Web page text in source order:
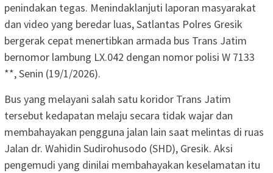
penindakan tegas. Menindaklanjuti laporan masyarakat
dan video yang beredar luas, Satlantas Polres Gresik
bergerak cepat menertibkan armada bus Trans Jatim
bernomor lambung LX.042 dengan nomor polisi W 7133
**, Senin (19/1/2026).
Bus yang melayani salah satu koridor Trans Jatim
tersebut kedapatan melaju secara tidak wajar dan
membahayakan pengguna jalan lain saat melintas di ruas
Jalan dr. Wahidin Sudirohusodo (SHD), Gresik. Aksi
pengemudi yang dinilai membahayakan keselamatan itu